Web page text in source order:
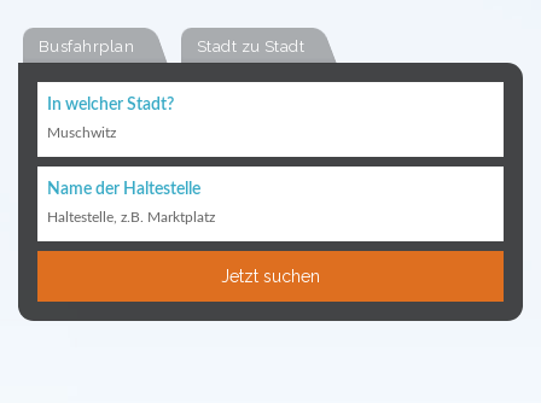
Busfahrplan Stadt zu Stadt
In welcher Stadt?
Muschwitz
Name der Haltestelle
Haltestelle, z.B. Marktplatz
Jetzt suchen